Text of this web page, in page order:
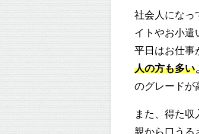
社会人になっ
イトやお小遣
平日はお仕事
人の方も多い
のグレードが
また、得た
親から口うる